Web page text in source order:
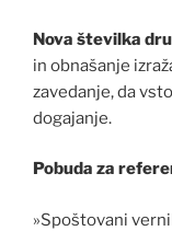
Nova številka
in obnašanje
zavedanje, da
dogajanje.
Pobuda za
»Spoštovani